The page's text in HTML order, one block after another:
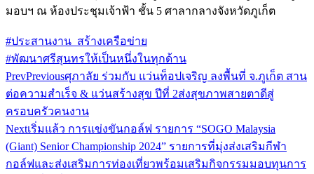
มอบฯ ณ ห้องประชุมเจ้าฟ้า ชั้น 5 ศาลากลางจังหวัดภูเก็ต
#ประสานงาน_สร้างเครือข่าย
#พัฒนาศรีสุนทรให้เป็นหนึ่งในทุกด้าน
PrevPreviousศุภาลัย ร่วมกับ แว่นท็อปเจริญ ลงพื้นที่ จ.ภูเก็ต สาน
ต่อความสำเร็จ & แว่นสร้างสุข ปีที่ 2ส่งสุขภาพสายตาดีสู่
ครอบครัวคนงาน
Nextเริ่มแล้ว การแข่งขันกอล์ฟ รายการ “SOGO Malaysia
(Giant) Senior Championship 2024” รายการที่มุ่งส่งเสริมกีฬา
กอล์ฟและส่งเสริมการท่องเที่ยวพร้อมเสริมกิจกรรมมอบทุนการ